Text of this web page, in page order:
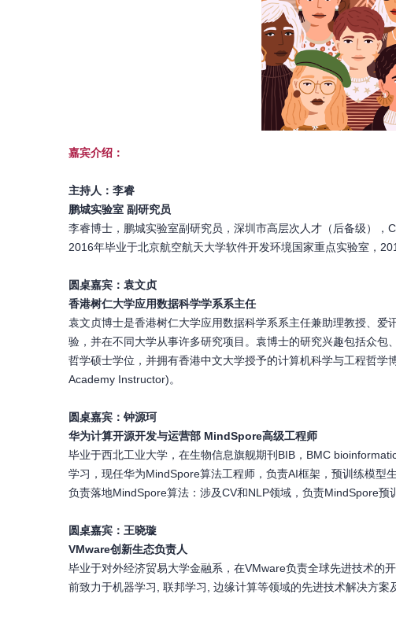
嘉宾介绍：
主持人：李睿
鹏城实验室 副研究员
李睿博士，鹏城实验室副研究员，深圳市高层次人才（后备级），
2016年毕业于北京航空航天大学软件开发环境国家重点实验室，
圆桌嘉宾：袁文贞
香港树仁大学应用数据科学学系系主任
袁文贞博士是香港树仁大学应用数据科学系系主任兼助理教授、
验，并在不同大学从事许多研究项目。袁博士的研究兴趣包括众
哲学硕士学位，并拥有香港中文大学授予的计算机科学与工程哲
Academy Instructor)。
圆桌嘉宾：钟源珂
华为计算开源开发与运营部 MindSpore高级工程师
毕业于西北工业大学，在生物信息旗舰期刊BIB，BMC
学习，现任华为MindSpore算法工程师，负责AI框架，预训练模型生
负责落地MindSpore算法：涉及CV和NLP领域，负责MindSpore
圆桌嘉宾：王晓璇
VMware创新生态负责人
毕业于对外经济贸易大学金融系，在VMware负责全球先进技术的
前致力于机器学习, 联邦学习, 边缘计算等领域的先进技术解决方案